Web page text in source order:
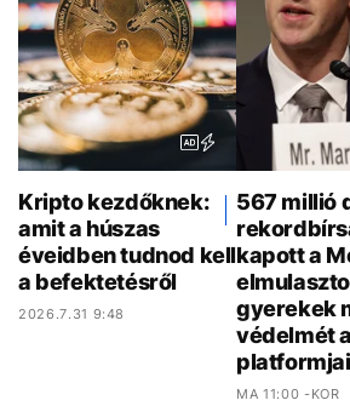
Kripto kezdőknek:
amit a húszas
éveidben tudnod kell
a befektetésről
2026.7.31 9:48
567 millió
kapott a
gyerekek
védelmét a
MA 11:00 -KOR